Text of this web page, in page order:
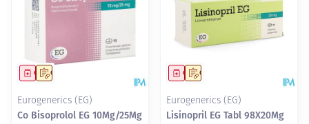
Op voorschrift
Geneesmiddel
Eurogenerics (EG)
Co Bisoprolol EG 10Mg/25Mg
Op voorschrift
Geneesmiddel
Eurogenerics (EG)
Lisinopril EG Tabl 98X20Mg